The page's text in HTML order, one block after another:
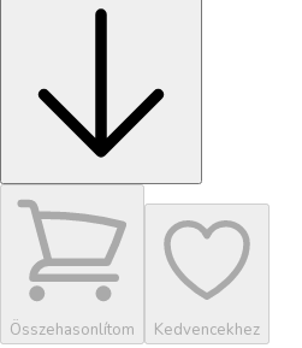
Összehasonlítom Kedvencekhez